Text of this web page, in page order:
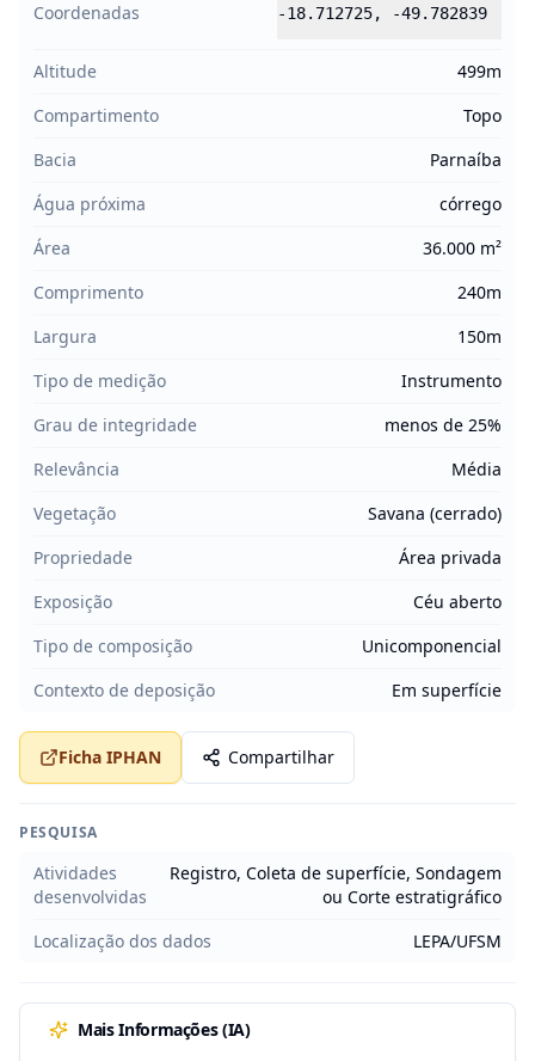
Coordenadas -18.712725, -49.782839
Altitude
499m
Compartimento
Topo
Bacia
Parnaíba
Água próxima
córrego
Área
36.000 m²
Comprimento
240m
Largura
150m
Tipo de medição
Instrumento
Grau de integridade
menos de 25%
Relevância
Média
Vegetação
Savana (cerrado)
Propriedade
Área privada
Exposição
Céu aberto
Tipo de composição
Unicomponencial
Contexto de deposição
Em superfície
Ficha IPHAN Compartilhar
PESQUISA
Atividades
desenvolvidas
Registro, Coleta de superfície, Sondagem
ou Corte estratigráfico
Localização dos dados
LEPA/UFSM
Mais Informações (IA)